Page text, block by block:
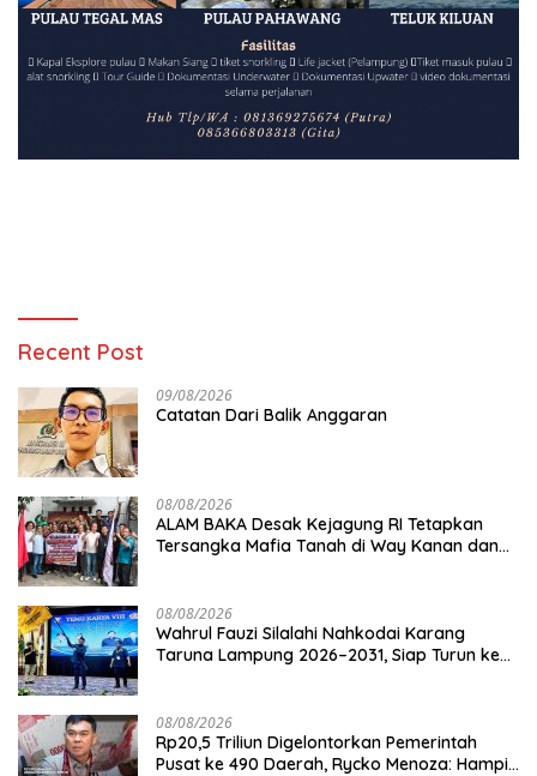
Recent Post
09/08/2026
Catatan Dari Balik Anggaran
08/08/2026
ALAM BAKA Desak Kejagung RI Tetapkan
Tersangka Mafia Tanah di Way Kanan dan
08/08/2026
Wahrul Fauzi Silalahi Nahkodai Karang
Taruna Lampung 2026–2031, Siap Turun ke
08/08/2026
Rp20,5 Triliun Digelontorkan Pemerintah
Pusat ke 490 Daerah, Rycko Menoza: Hampir